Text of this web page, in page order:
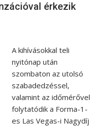
érkezik
A kihívásokkal teli
nyitónap után
szombaton az utolsó
szabadedzéssel,
valamint az időmérővel
folytatódik a Forma-1-
es Las Vegas-i Nagydíj